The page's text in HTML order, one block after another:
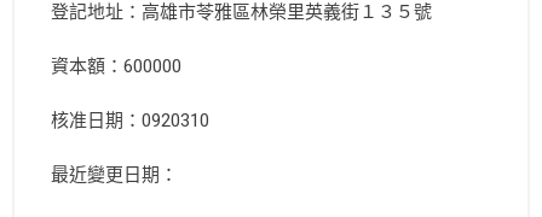
登記地址：高雄市苓雅區林榮里英義街１３５號
資本額：600000
核准日期：0920310
最近變更日期：